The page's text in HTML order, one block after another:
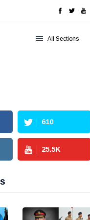
All Sections
610
25.5K